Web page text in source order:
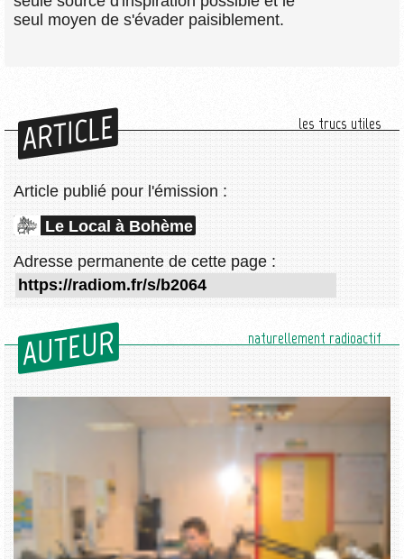
seul moyen de s'évader paisiblement.
ARTICLE les trucs utiles
Article publié pour l'émission :
Le Local à Bohème
Adresse permanente de cette page :
AUTEUR naturellement radioactif